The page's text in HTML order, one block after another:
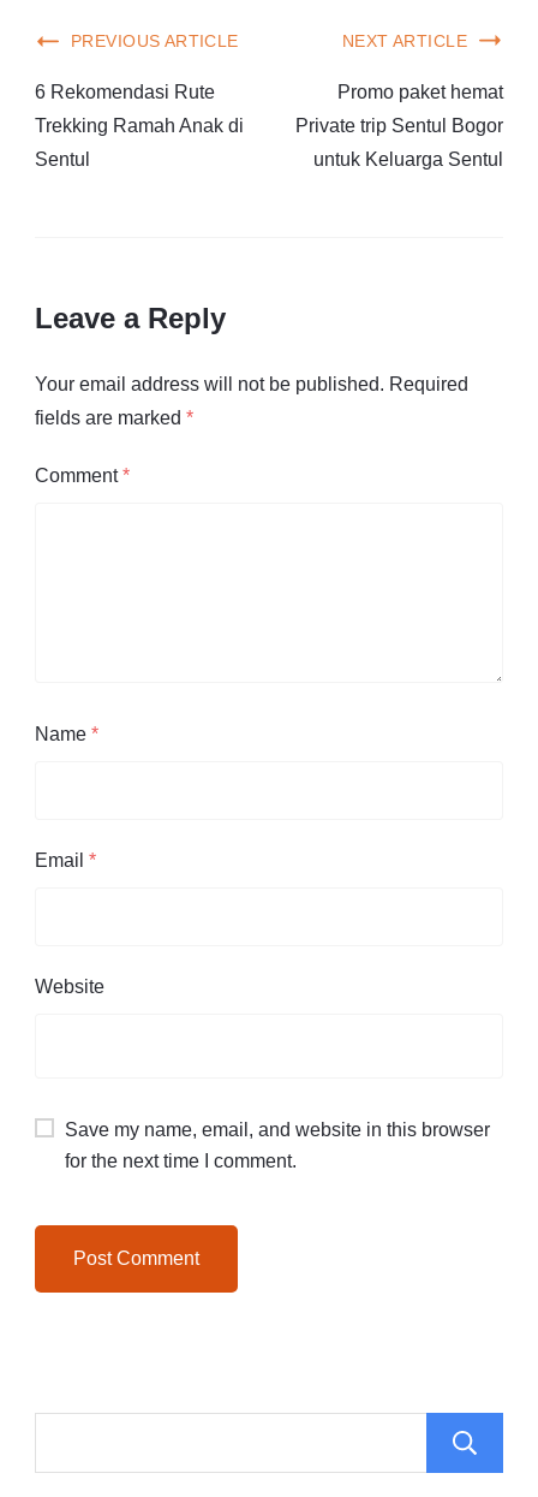
PREVIOUS ARTICLE
6 Rekomendasi Rute
Trekking Ramah Anak di
Sentul
NEXT ARTICLE
Promo paket hemat
Private trip Sentul Bogor
untuk Keluarga Sentul
Leave a Reply
Your email address will not be published. Required
fields are marked *
Comment*
Name *
Email *
Website
Save my name, email, and website in this browser
for the next time I comment.